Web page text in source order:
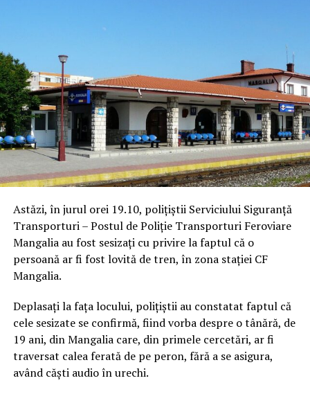
Astăzi, în jurul orei 19.10, polițiștii Serviciului Siguranță
Transporturi – Postul de Poliție Transporturi Feroviare
Mangalia au fost sesizați cu privire la faptul că o
persoană ar fi fost lovită de tren, în zona stației CF
Mangalia.
Deplasați la fața locului, polițiștii au constatat faptul că
cele sesizate se confirmă, fiind vorba despre o tânără, de
19 ani, din Mangalia care, din primele cercetări, ar fi
traversat calea ferată de pe peron, fără a se asigura,
având căști audio în urechi.